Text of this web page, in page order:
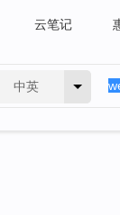
云笔记
中英